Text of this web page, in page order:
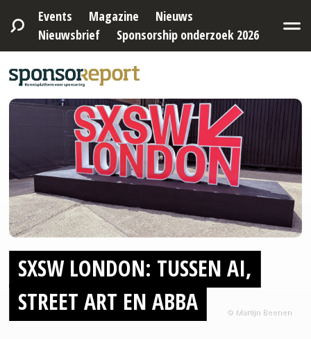
Events Magazine
Nieuws
Nieuwsbrief
Sponsorship onderzoek 2026
© Martijn Beenen
SXSW LONDON: TUSSEN AI,
STREET ART EN ABBA